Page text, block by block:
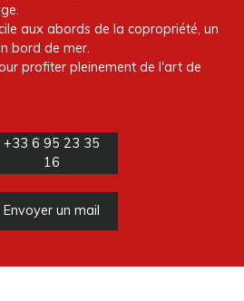
aux abords de la copropriété, un
bord de mer.
profiter pleinement de l'art de
+33 6 95 23 35
16
Envoyer un mail